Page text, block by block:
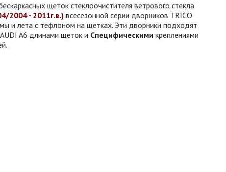
щеток стеклоочистителя ветрового стекла
2004 - 2011г.в.) всесезонной серии дворников TRICO
и лета с тефлоном на щетках. Эти дворники подходят
A6 длинами щеток и Специфическими креплениями